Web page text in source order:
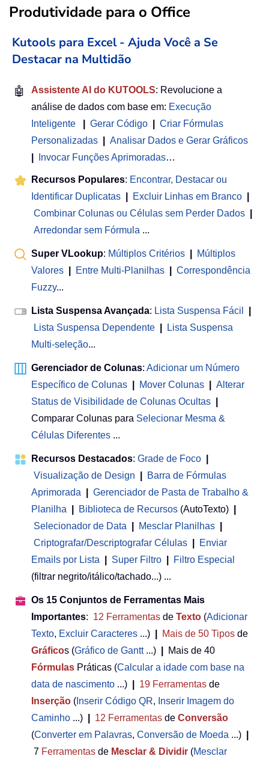
Produtividade para o Office
Kutools para Excel - Ajuda Você a Se
Destacar na Multidão
🤖 Assistente AI do KUTOOLS: Revolucione a
análise de dados com base em: Execução
Inteligente
Gerar Código
Criar Fórmulas
Personalizadas
Analisar Dados e Gerar Gráficos
Invocar Funções Aprimoradas…
Recursos Populares: Encontrar, Destacar ou
Identificar Duplicatas
Excluir Linhas em Branco
Combinar Colunas ou Células sem Perder Dados
Arredondar sem Fórmula ...
Super VLookup: Múltiplos Critérios
Múltiplos
Valores
Entre Multi-Planilhas
Correspondência
Fuzzy...
Lista Suspensa Avançada: Lista Suspensa Fácil
Lista Suspensa Dependente
Lista Suspensa
Multi-seleção...
Gerenciador de Colunas: Adicionar um Número
Específico de Colunas
Mover Colunas
Alterar
Status de Visibilidade de Colunas Ocultas
Comparar Colunas para Selecionar Mesma &
Células Diferentes ...
Recursos Destacados: Grade de Foco
Visualização de Design
Barra de Fórmulas
Aprimorada
Gerenciador de Pasta de Trabalho &
Planilha
Biblioteca de Recursos (AutoTexto)
Selecionador de Data
Mesclar Planilhas
Criptografar/Descriptografar Células
Enviar
Emails por Lista
Super Filtro
Filtro Especial
(filtrar negrito/itálico/tachado...) ...
Os 15 Conjuntos de Ferramentas Mais
Importantes: 12 Ferramentas de Texto (Adicionar
Texto, Excluir Caracteres ...) Mais de 50 Tipos de
Gráficos (Gráfico de Gantt...)
Mais de 40
Fórmulas Práticas (Calcular a idade com base na
data de nascimento ...) 19 Ferramentas de
Inserção ( Inserir Código QR, Inserir Imagem do
Caminho ...) 12 Ferramentas de Conversão
(Converter em Palavras, Conversão de Moeda ...)
7 Ferramentas de Mesclar & Dividir (Mesclar